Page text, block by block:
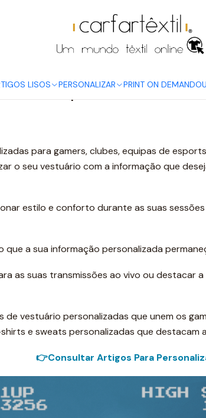
LISOS PERSONALIZAR PRINT ON DEMAND
Um Mundo Têxtil no Blog T-shirts para
shirts para Gamers e
para gamers, clubes, equipas de
o seu vestuário com a informação que
estilo e conforto durante as suas
a sua informação personalizada
as suas transmissões ao vivo ou destacar
vestuário personalizadas que unem os
e sweats personalizadas que destacam
👉Consultar Artigos Para